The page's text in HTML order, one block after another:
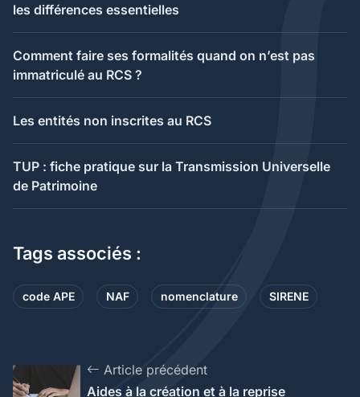
les différences essentielles
Comment faire ses formalités quand on n’est pas
immatriculé au RCS ?
Les entités non inscrites au RCS
TUP : fiche pratique sur la Transmission Universelle
de Patrimoine
Tags associés :
code APE NAF nomenclature SIRENE
Article précédent
Aides à la création et à la reprise